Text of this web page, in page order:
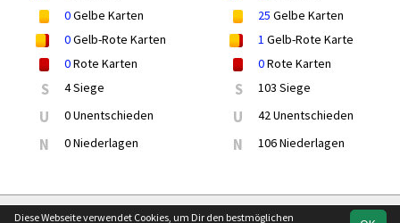
0Gelbe Karten
0Gelb-Rote Karten
0Rote Karten
S 4 Siege
U 0 Unentschieden
N 0 Niederlagen
25 Gelbe Karten
1 Gelb-Rote Karte
0Rote Karten
S 103 Siege
U 42 Unentschieden
N 106 Niederlagen
soccero.de
Diese Webseite verwendet Cookies, um Dir den bestmöglichen